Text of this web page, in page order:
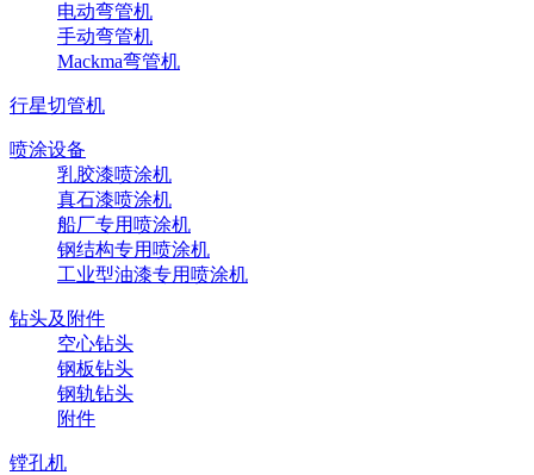
电动弯管机
手动弯管机
Mackma弯管机
行星切管机
喷涂设备
乳胶漆喷涂机
真石漆喷涂机
船厂专用喷涂机
钢结构专用喷涂机
工业型油漆专用喷涂机
钻头及附件
空心钻头
钢板钻头
钢轨钻头
附件
镗孔机